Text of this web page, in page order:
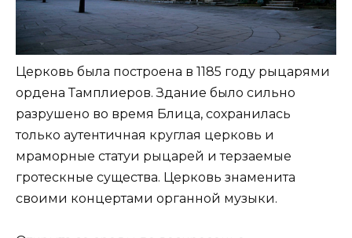
Церковь была построена в 1185 году рыцарями
ордена Тамплиеров. Здание было сильно
разрушено во время Блица, сохранилась
только аутентичная круглая церковь и
мраморные статуи рыцарей и терзаемые
гротескные существа. Церковь знаменита
своими концертами органной музыки.